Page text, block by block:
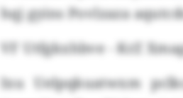
hqj gyins Povlzaza
VF Utfgkxhbve - KrZ
Ixu Uelpqkuatwxm